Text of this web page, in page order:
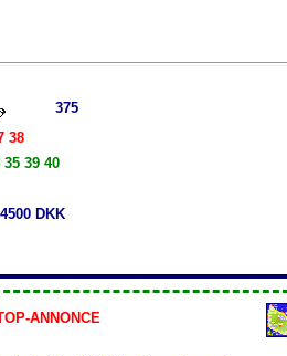
375
38
39 40
DKK
ANNONCE